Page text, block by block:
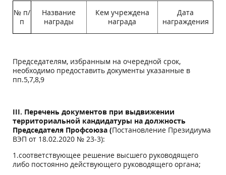
№ п/
п
Название
награды
Кем учреждена
награда
Дата
награждения
Председателям, избранным на очередной срок,
необходимо предоставить документы указанные в
пп.5,7,8,9
III. Перечень документов при выдвижении
территориальной кандидатуры на должность
Председателя Профсоюза (Постановление Президиума
ВЭП от 18.02.2020 № 23-3):
1.соответствующее решение высшего руководящего
либо постоянно действующего руководящего органа;